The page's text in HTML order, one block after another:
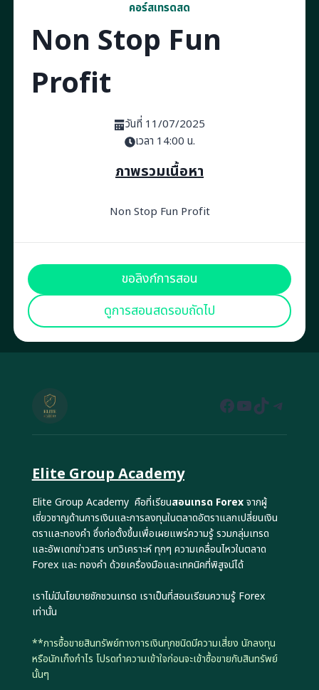
คอร์สเทรดสด
Non Stop Fun
Profit
วันที่ 11/07/2025
เวลา 14:00 น.
ภาพรวมเนื้อหา
Non Stop Fun Profit
ขอลิงก์การสอน
ดูการสอนสดรอบถัดไป
Facebook
YouTube
TikTok
Elite Group Academy
Elite Group Academy คือที่เรียนสอนเทรด Forexจากผู้
เชี่ยวชาญด้านการเงินและการลงทุนในตลาดอัตราแลกเปลี่ยนเงิน
ตราและทองคำ ซึ่งก่อตั้งขึ้นเพื่อเผยแพร่ความรู้ รวมกลุ่มเทรด
และอัพเดทข่าวสาร บทวิเคราะห์ ทุกๆ ความเคลื่อนไหวในตลาด
Forex และ ทองคำ ด้วยเครื่องมือและเทคนิคที่พิสูจน์ได้
เราไม่มีนโยบายชักชวนเทรด เราเป็นที่สอนเรียนความรู้ Forex
เท่านั้น
**การซื้อขายสินทรัพย์ทางการเงินทุกชนิดมีความเสี่ยง นักลงทุน
หรือนักเก็งกำไร โปรดทำความเข้าใจก่อนจะเข้าซื้อขายกับสินทรัพย์
นั้นๆ